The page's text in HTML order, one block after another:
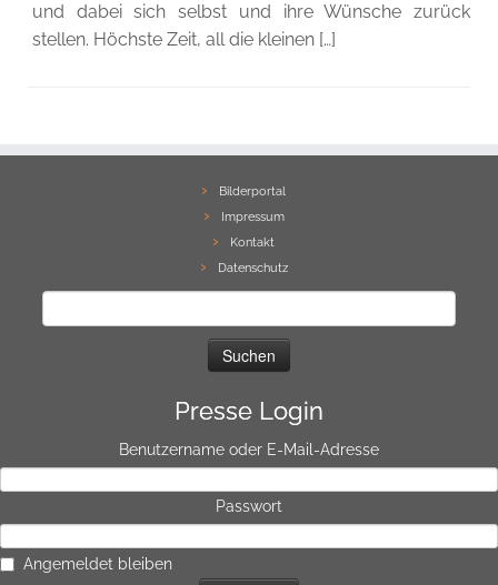
und dabei sich selbst und ihre Wünsche zurück
stellen. Höchste Zeit, all die kleinen […]
Bilderportal
Impressum
Kontakt
Datenschutz
Presse Login
Benutzername oder E-Mail-Adresse
Passwort
Angemeldet bleiben